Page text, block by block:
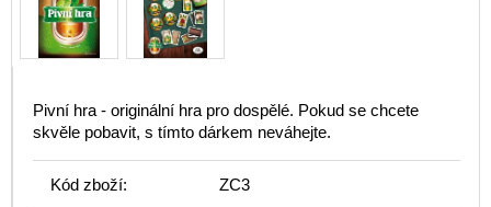
Pivní hra - originální hra pro dospělé. Pokud se chcete
skvěle pobavit, s tímto dárkem neváhejte.
Kód zboží: ZC3